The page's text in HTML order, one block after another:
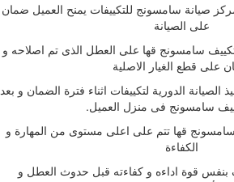
صيانة سامسونج للتكييفات يمنح العميل ضمان
على الصيانة
سامسونج قها على العطل الذى تم اصلاحه و
على قطع الغيار الاصلية
الصيانة الدورية لتكييفات اثناء فترة الضمان و بعد
سامسونج فى منزل العميل.
قها تتم على اعلى مستوى من المهارة و
الكفاءة
بنفس قوة اداءه و كفاءته قبل حدوث العطل و